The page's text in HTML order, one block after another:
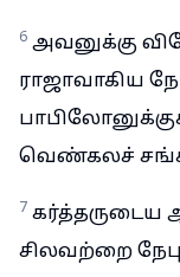
6 அவனுக்கு
ராஜாவாகிய
வெண்கலச்
7 கர்த்தருடைய
சிலவற்றை